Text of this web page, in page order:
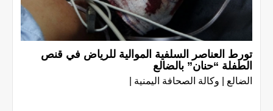
تورط العناصر السلفية الموالية للرياض في قنص
الطفلة “حنان” بالضالع
الضالع | وكالة الصحافة اليمنية |